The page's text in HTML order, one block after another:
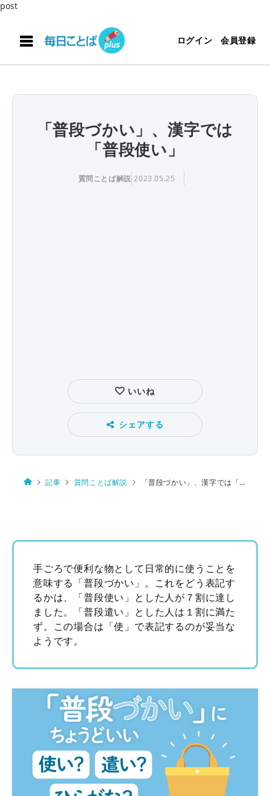
post
ログイン 会員登録
「普段づかい」、漢字では
「普段使い」
質問ことば解説 2023.05.25
いいね
シェアする
記事 質問ことば解説 「普段づかい」、漢字では「普段使い」
手ごろで便利な物として日常的に使うことを
意味する「普段づかい」。これをどう表記す
るかは、「普段使い」とした人が７割に達し
ました。「普段遣い」とした人は１割に満た
ず。この場合は「使」で表記するのが妥当な
ようです。